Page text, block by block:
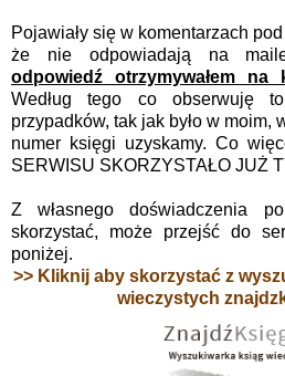
Pojawiały się w komentarzach
że nie odpowiadają na
odpowiedź otrzymywałem na
Według tego co obserwuję
przypadków, tak jak było w moim,
numer księgi uzyskamy. Co
SERWISU SKORZYSTAŁO JUŻ
Z własnego doświadczenia
skorzystać, może przejść do
poniżej.
>> Kliknij aby skorzystać z
wieczystych